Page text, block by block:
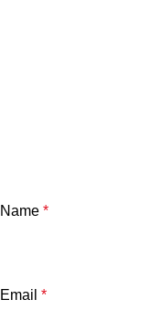
Name *
Email *